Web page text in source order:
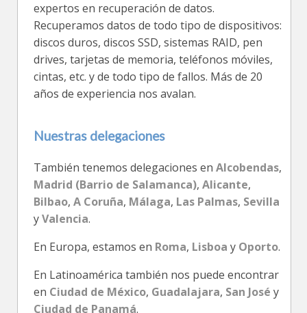
expertos en recuperación de datos.
Recuperamos datos de todo tipo de dispositivos:
discos duros, discos SSD, sistemas RAID, pen
drives, tarjetas de memoria, teléfonos móviles,
cintas, etc. y de todo tipo de fallos. Más de 20
años de experiencia nos avalan.
Nuestras delegaciones
También tenemos delegaciones enAlcobendas,
Madrid (Barrio de Salamanca),Alicante,
Bilbao,A Coruña, Málaga, Las Palmas, Sevilla
yValencia.
En Europa, estamos en Roma, Lisboa y Oporto.
En Latinoamérica también nos puede encontrar
en Ciudad de México, Guadalajara, San José y
Ciudad de Panamá.